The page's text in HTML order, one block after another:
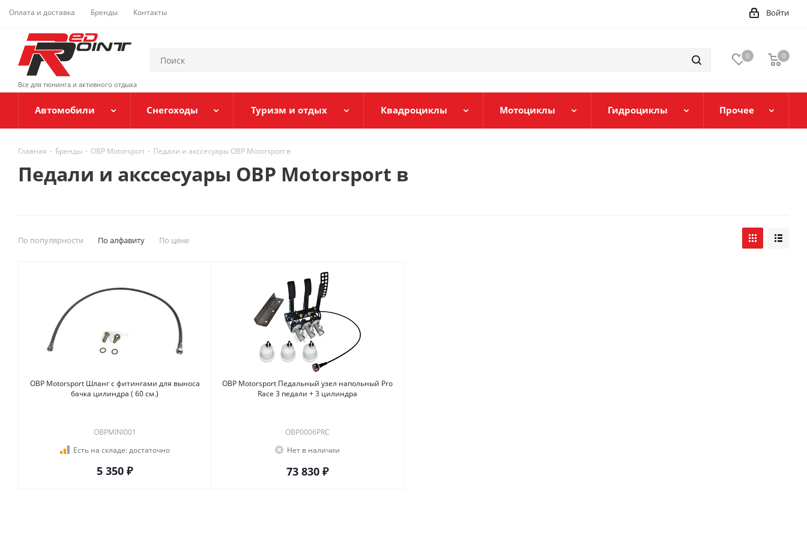
Оплата и доставка Бренды Контакты Войти
Все для тюнинга и активного отдыха
0 0
Автомобили Снегоходы Туризм и отдых Квадроциклы Мотоциклы Гидроциклы Прочее
Главная - Бренды - OBP Motorsport - Педали и акссесуары OBP Motorsport в
Педали и акссесуары OBP Motorsport в
По популярности По алфавиту По цене
OBP Motorsport Шланг с фитингами для выноса
бачка цилиндра ( 60 см.)
OBPMINI001
Есть на складе:достаточно
5 350 ₽
OBP Motorsport Педальный узел напольный Pro
Race 3 педали + 3 цилиндра
OBP0006PRC
Нет в наличии
73 830 ₽